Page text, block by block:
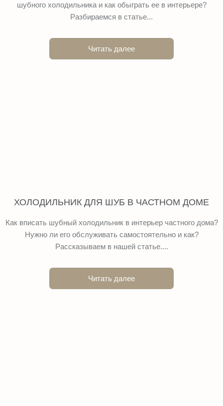
шубного холодильника и как обыграть ее в интерьере?
Разбираемся в статье...
Читать далее
ХОЛОДИЛЬНИК ДЛЯ ШУБ В ЧАСТНОМ ДОМЕ
Как вписать шубный холодильник в интерьер частного дома?
Нужно ли его обслуживать самостоятельно и как?
Рассказываем в нашей статье....
Читать далее